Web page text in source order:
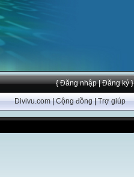
{ Đăng nhập| Đăng ký }
Divivu.com|Cộng đồng|Trợ giúp